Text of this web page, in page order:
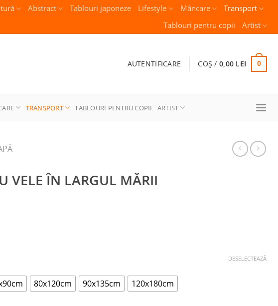
Abstract Tablouri japoneze Lifestyle Mâncare
Transport
Tablouri pentru copii
Artist
AUTENTIFICARE COȘ / 0,00 LEI 0
TRANSPORT TABLOURI PENTRU COPII ARTIST
VELE ÎN LARGUL MĂRII
80x120cm 90x135cm 120x180cm
DESELECTEAZĂ